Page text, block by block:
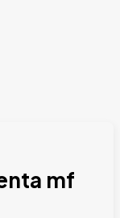
mf